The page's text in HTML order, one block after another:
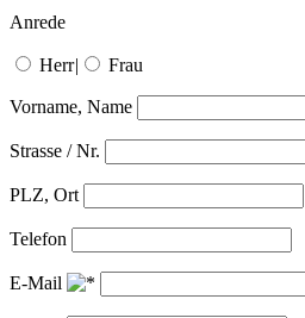
Anrede
Herr| Frau
Vorname, Name
Strasse / Nr.
PLZ, Ort
Telefon
E-Mail